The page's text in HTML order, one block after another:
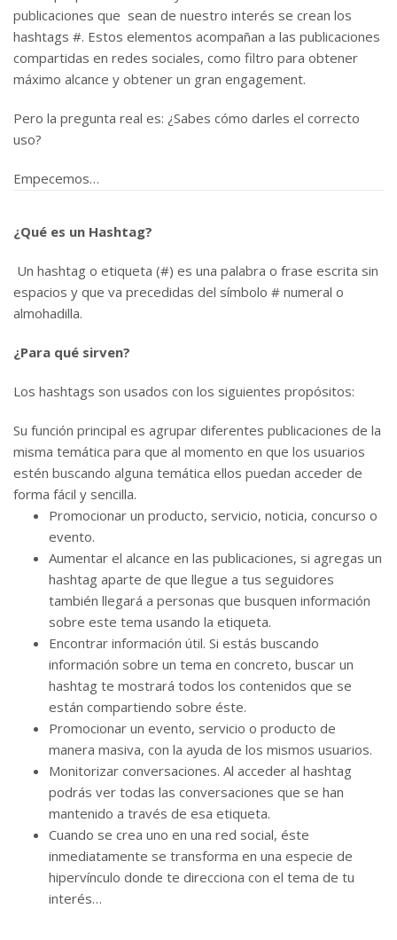
publicaciones que sean de nuestro interés se crean los
hashtags #. Estos elementos acompañan a las publicaciones
compartidas en redes sociales, como filtro para obtener
máximo alcance y obtener un gran engagement.
Pero la pregunta real es: ¿Sabes cómo darles el correcto
uso?
Empecemos…
¿Qué es un Hashtag?
Un hashtag o etiqueta (#) es una palabra o frase escrita sin
espacios y que va precedidas del símbolo # numeral o
almohadilla.
¿Para qué sirven?
Los hashtags son usados con los siguientes propósitos:
Su función principal es agrupar diferentes publicaciones de la
misma temática para que al momento en que los usuarios
estén buscando alguna temática ellos puedan acceder de
forma fácil y sencilla.
Promocionar un producto, servicio, noticia, concurso o
evento.
Aumentar el alcance en las publicaciones, si agregas un
hashtag aparte de que llegue a tus seguidores
también llegará a personas que busquen información
sobre este tema usando la etiqueta.
Encontrar información útil. Si estás buscando
información sobre un tema en concreto, buscar un
hashtag te mostrará todos los contenidos que se
están compartiendo sobre éste.
Promocionar un evento, servicio o producto de
manera masiva, con la ayuda de los mismos usuarios.
Monitorizar conversaciones. Al acceder al hashtag
podrás ver todas las conversaciones que se han
mantenido a través de esa etiqueta.
Cuando se crea uno en una red social, éste
inmediatamente se transforma en una especie de
hipervínculo donde te direcciona con el tema de tu
interés…